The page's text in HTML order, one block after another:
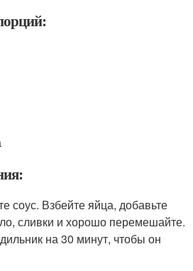
соус. Взбейте яйца, добавьте
сливки и хорошо перемешайте.
на 30 минут, чтобы он